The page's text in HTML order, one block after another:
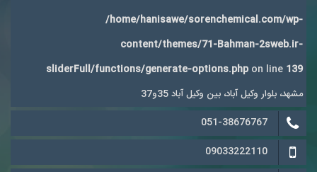
/home/hanisawe/sorenchemical.com/wp-
content/themes/71-Bahman-2sweb.ir-
sliderFull/functions/generate-options.php on line 139
مشهد، بلوار وکیل آباد، بین وکیل آباد 35و37
051-38676767
09033222110